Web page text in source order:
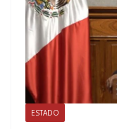
ESTADO